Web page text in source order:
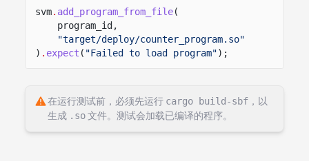
svm. add_program_from_file(
program_id,
"target/deploy/counter_program.so"
) . expect ( "Failed to load program");
在运行测试前，必须先运行 cargo build-sbf ，以
生成 .so文件。测试会加载已编译的程序。